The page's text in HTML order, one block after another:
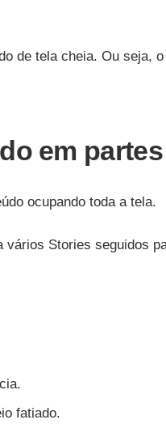
de tela cheia. Ou seja,
em partes
ocupando toda a tela.
Stories seguidos
fatiado.